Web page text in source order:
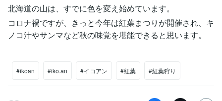
北海道の山は、すでに色を変え始めています。
コロナ禍ですが、きっと今年は紅葉まつりが開催され、キ
ノコ汁やサンマなど秋の味覚を堪能できると思います。
#ikoan #iko.an #イコアン #紅葉 #紅葉狩り